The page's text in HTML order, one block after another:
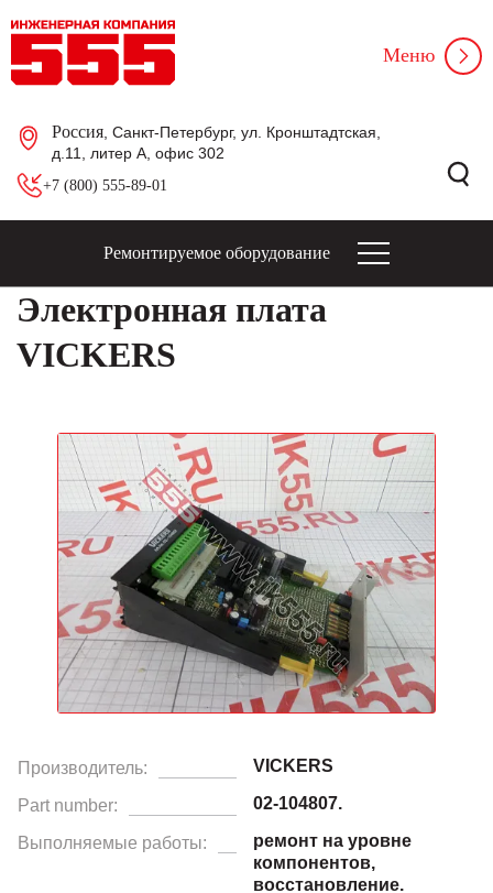
Россия , Санкт-Петербург, ул. Кронштадтская,
д.11, литер А, офис 302
+7 (800) 555-89-01
Меню
Ремонтируемое оборудование
Электронная плата
VICKERS
Производитель: VICKERS
Part number: 02-104807.
Выполняемые работы:
ремонт на уровне
компонентов,
восстановление.